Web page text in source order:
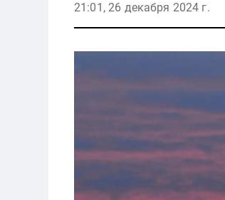
21:01, 26 декабря 2024 г.